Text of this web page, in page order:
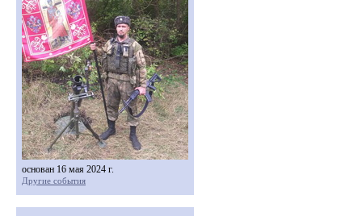
основан 16 мая 2024 г.
Другие события